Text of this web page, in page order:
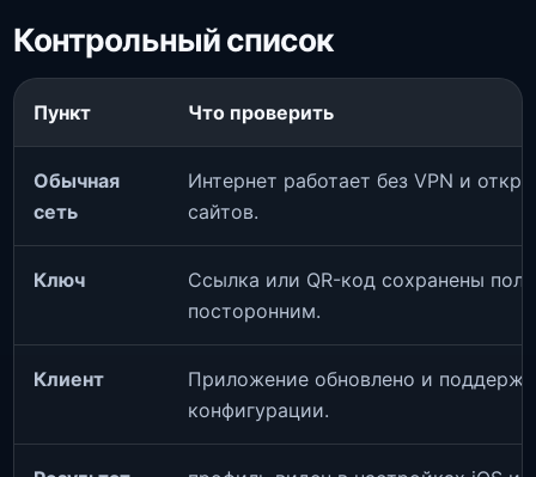
Контрольный список
Пункт Что проверить
Обычная
сеть
Интернет работает без VPN и
сайтов.
Ключ
Ссылка или QR-код сохранены
посторонним.
Клиент
Приложение обновлено и
конфигурации.